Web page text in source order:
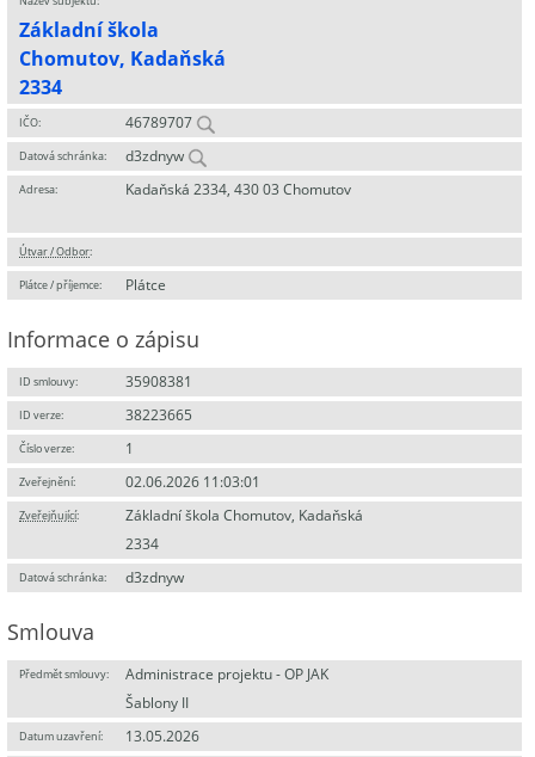
Základní škola
Chomutov, Kadaňská
2334
IČO: 46789707
Datová schránka: d3zdnyw
Adresa: Kadaňská 2334, 430 03 Chomutov
Útvar / Odbor:
Plátce / příjemce: Plátce
Informace o zápisu
ID smlouvy: 35908381
ID verze: 38223665
Číslo verze: 1
Zveřejnění: 02.06.2026 11:03:01
Zveřejňující:
Základní škola Chomutov, Kadaňská
2334
Datová schránka: d3zdnyw
Smlouva
Předmět smlouvy:
Administrace projektu - OP JAK
Šablony II
Datum uzavření: 13.05.2026